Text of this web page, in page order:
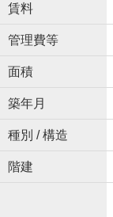
賃料
管理費等
面積
築年月
種別 / 構造
階建